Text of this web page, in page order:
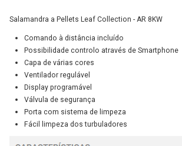
Salamandra a Pellets Leaf Collection - AR 8KW
Comando à distância incluído
Possibilidade controlo através de Smartphone
Capa de várias cores
Ventilador regulável
Display programável
Válvula de segurança
Porta com sistema de limpeza
Fácil limpeza dos turbuladores